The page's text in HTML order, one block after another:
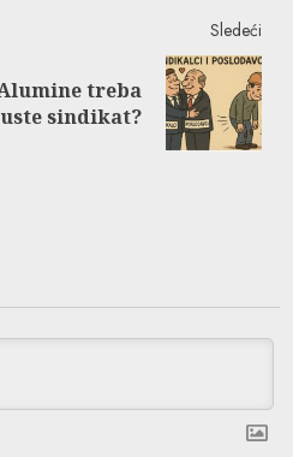
Sledeći
treba
sindikat?